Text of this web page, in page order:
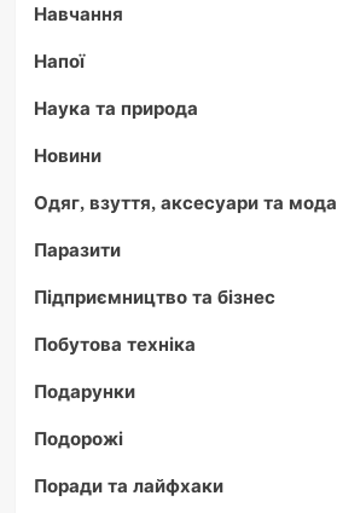
Навчання
Напої
Наука та природа
Новини
Одяг, взуття, аксесуари та мода
Паразити
Підприємництво та бізнес
Побутова техніка
Подарунки
Подорожі
Поради та лайфхаки